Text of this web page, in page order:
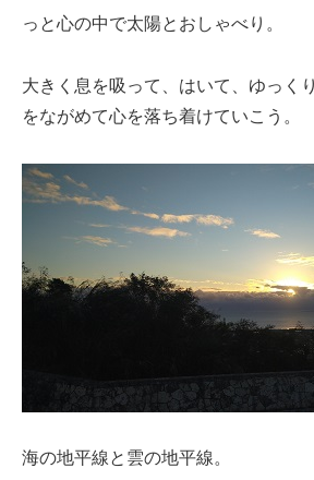
っと心の中で太陽とおしゃべり。
大きく息を吸って、はいて、ゆっく
をながめて心を落ち着けていこう。
海の地平線と雲の地平線。